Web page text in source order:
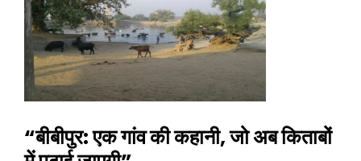
“बीबीपुर: एक गांव की कहानी, जो अब किताबों